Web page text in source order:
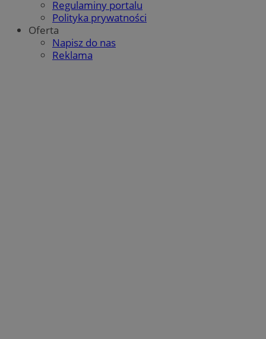
Regulaminy portalu
Polityka prywatności
Oferta
Napisz do nas
Reklama